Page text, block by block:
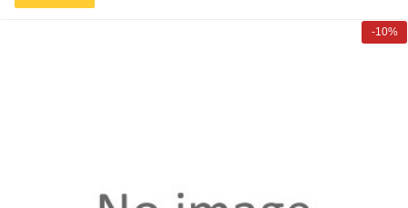
-10%